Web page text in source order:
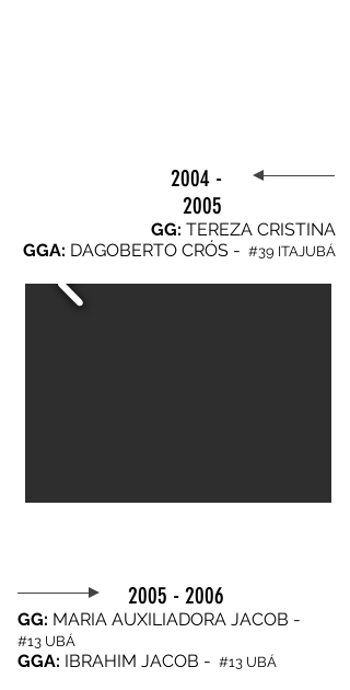
2004 -
2005
GG: TEREZA CRISTINA
GGA: DAGOBERTO CRÓS - #39 ITAJUBÁ
2005 - 2006
GG: MARIA AUXILIADORA JACOB -
#13 UBÁ
GGA: IBRAHIM JACOB - #13 UBÁ